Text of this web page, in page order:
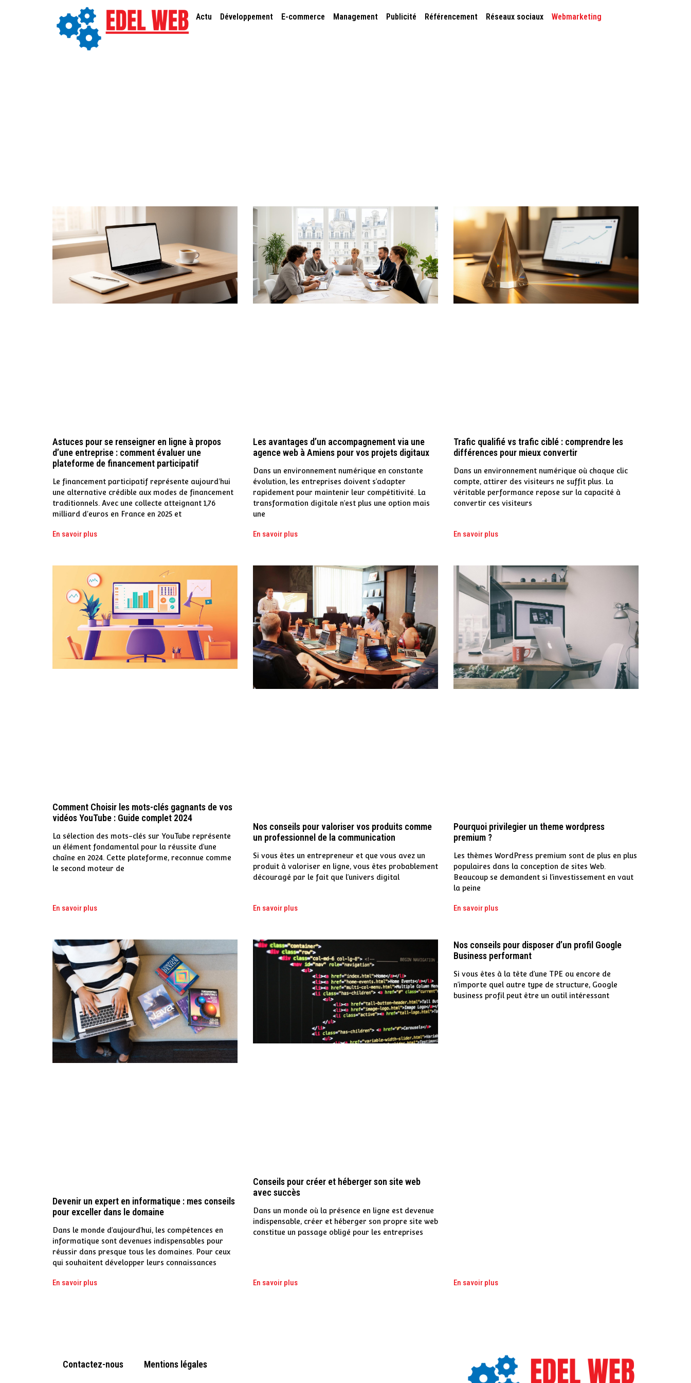
Actu Développement E-commerce Management Publicité Référencement Réseaux sociaux Webmarketing
Astuces pour se renseigner en ligne à propos
d’une entreprise : comment évaluer une
plateforme de financement participatif
Le financement participatif représente aujourd'hui
une alternative crédible aux modes de financement
traditionnels. Avec une collecte atteignant 1,76
milliard d'euros en France en 2025 et
En savoir plus
Les avantages d’un accompagnement via une
agence web à Amiens pour vos projets digitaux
Dans un environnement numérique en constante
évolution, les entreprises doivent s’adapter
rapidement pour maintenir leur compétitivité. La
transformation digitale n’est plus une option mais
une
En savoir plus
Trafic qualifié vs trafic ciblé : comprendre les
différences pour mieux convertir
Dans un environnement numérique où chaque clic
compte, attirer des visiteurs ne suffit plus. La
véritable performance repose sur la capacité à
convertir ces visiteurs
En savoir plus
Comment Choisir les mots-clés gagnants de vos
vidéos YouTube : Guide complet 2024
La sélection des mots-clés sur YouTube représente
un élément fondamental pour la réussite d’une
chaîne en 2024. Cette plateforme, reconnue comme
le second moteur de
En savoir plus
Nos conseils pour valoriser vos produits comme
un professionnel de la communication
Si vous êtes un entrepreneur et que vous avez un
produit à valoriser en ligne, vous êtes probablement
découragé par le fait que l’univers digital
En savoir plus
Pourquoi privilegier un theme wordpress
premium ?
Les thèmes WordPress premium sont de plus en plus
populaires dans la conception de sites Web.
Beaucoup se demandent si l’investissement en vaut
la peine
En savoir plus
Devenir un expert en informatique : mes conseils
pour exceller dans le domaine
Dans le monde d’aujourd’hui, les compétences en
informatique sont devenues indispensables pour
réussir dans presque tous les domaines. Pour ceux
qui souhaitent développer leurs connaissances
En savoir plus
Conseils pour créer et héberger son site web
avec succès
Dans un monde où la présence en ligne est devenue
indispensable, créer et héberger son propre site web
constitue un passage obligé pour les entreprises
En savoir plus
Nos conseils pour disposer d’un profil Google
Business performant
Si vous êtes à la tête d’une TPE ou encore de
n’importe quel autre type de structure, Google
business profil peut être un outil intéressant
En savoir plus
Contactez-nous Mentions légales